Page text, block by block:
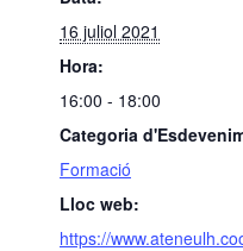
16 juliol 2021
Hora:
16:00 - 18:00
Categoria
Formació
Lloc web:
https://